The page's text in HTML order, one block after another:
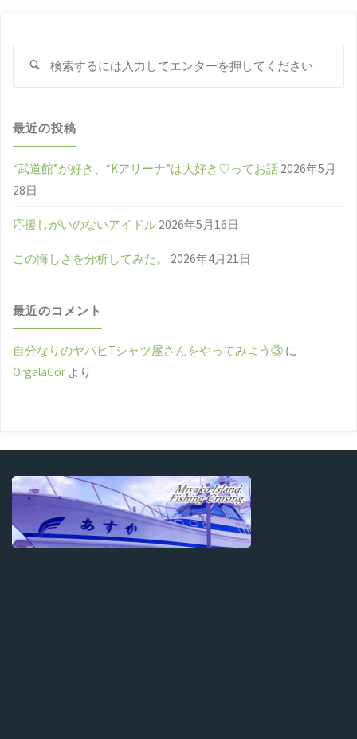
検
最近の投稿
“武道館”が好き、“Kアリーナ”は大好き♡ってお話 2026年5月
28日
応援しがいのないアイドル 2026年5月16日
この悔しさを分析してみた。 2026年4月21日
最近のコメント
自分なりのヤバヒTシャツ屋さんをやってみよう③ に
OrgalaCor より